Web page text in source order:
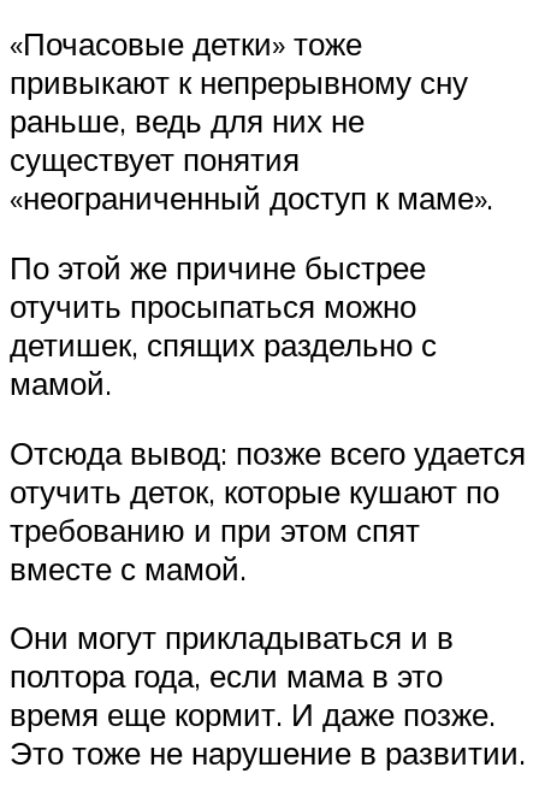
«Почасовые детки» тоже
привыкают к непрерывному сну
раньше, ведь для них не
существует понятия
«неограниченный доступ к маме».
По этой же причине быстрее
отучить просыпаться можно
детишек, спящих раздельно с
мамой.
Отсюда вывод: позже всего удается
отучить деток, которые кушают по
требованию и при этом спят
вместе с мамой.
Они могут прикладываться и в
полтора года, если мама в это
время еще кормит. И даже позже.
Это тоже не нарушение в развитии.